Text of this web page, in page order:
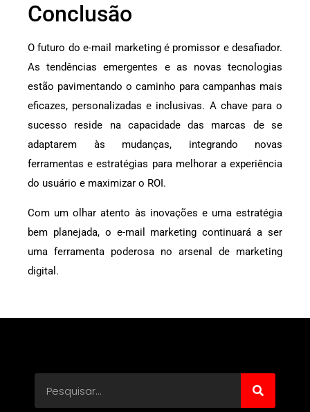
Conclusão
O futuro do e-mail marketing é promissor e desafiador.
As tendências emergentes e as novas tecnologias
estão pavimentando o caminho para campanhas mais
eficazes, personalizadas e inclusivas. A chave para o
sucesso reside na capacidade das marcas de se
adaptarem às mudanças, integrando novas
ferramentas e estratégias para melhorar a experiência
do usuário e maximizar o ROI.
Com um olhar atento às inovações e uma estratégia
bem planejada, o e-mail marketing continuará a ser
uma ferramenta poderosa no arsenal de marketing
digital.